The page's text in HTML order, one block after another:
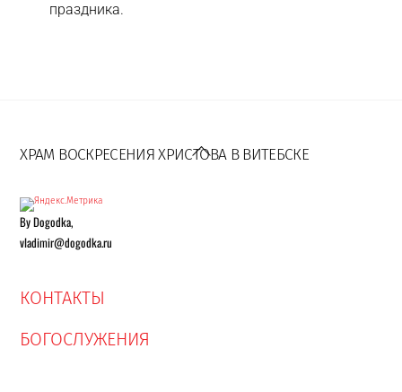
праздника.
To
Top
ХРАМ ВОСКРЕСЕНИЯ ХРИСТОВА В ВИТЕБСКЕ
By Dogodka,
vladimir@dogodka.ru
КОНТАКТЫ
БОГОСЛУЖЕНИЯ